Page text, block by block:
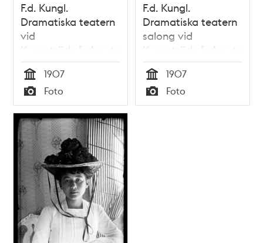
F.d. Kungl.
Dramatiska teatern
vid
Kungsträdgårdsgatan,
interiör av salongen
Tid
1907
Typ
Foto
F.d. Kungl.
Dramatiska teatern
salong vid
Kungsträdgårdsgatan.
Detalj av prosceniet
med Anders
Lindebergs porträtt
i olja
Tid
1907
Typ
Foto